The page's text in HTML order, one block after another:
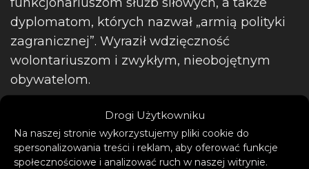
Drogi Użytkowniku
Na naszej stronie wykorzystujemy pliki cookie do
spersonalizowania treści i reklam, aby oferować funkcje
społecznościowe i analizować ruch w naszej witrynie.
dyplomatom, których nazwał „armią polityki
zagranicznej”. Wyraził wdzięczność
wolontariuszom i zwykłym, nieobojętnym
obywatelom.